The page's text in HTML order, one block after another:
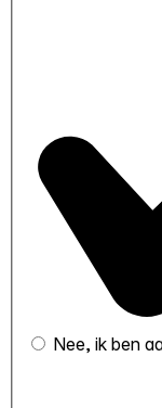
Nee, ik ben